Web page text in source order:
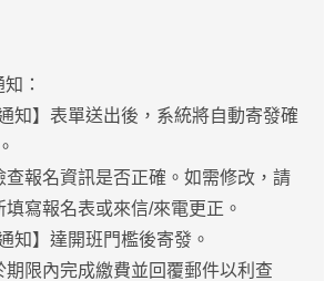
：
通知】表單送出後，系統將自動寄發確
查報名資訊是否正確。如需修改，請
填寫報名表或來信/來電更正。
知】達開班門檻後寄發。
期限內完成繳費並回覆郵件以利查